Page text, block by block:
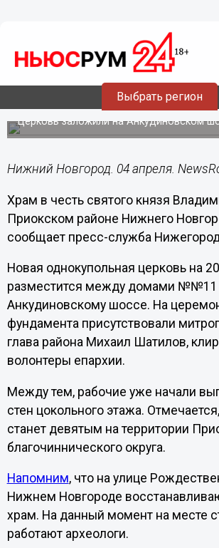
Выбрать регион
Храм в честь князя
прихожан построят в
Церковь заложили на Анкудиновском
Нижний Новгород. 04 апреля.
Храм в честь святого князя
Приокском районе Нижнего
сообщает пресс-служба
Новая однокупольная церковь на
разместится между домами №№11
Анкудиновскому шоссе. На
фундамента присутствовали
глава района Михаил Шатилов,
волонтеры епархии.
Между тем, рабочие уже начали
стен цокольного этажа.
станет девятым на территории
благочиннического округа.
Напомним, что на улице
Нижнем Новгороде
храм. На данный момент на месте
работают археологи.